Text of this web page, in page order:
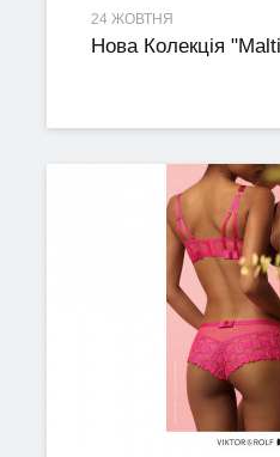
24 ЖОВТНЯ
Нова Колекція